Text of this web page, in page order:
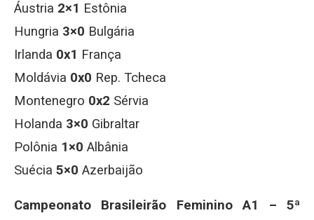
Áustria 2×1 Estônia
Hungria 3×0 Bulgária
Irlanda 0x1 França
Moldávia 0x0 Rep. Tcheca
Montenegro 0x2 Sérvia
Holanda 3×0 Gibraltar
Polônia 1×0 Albânia
Suécia 5×0 Azerbaijão
Campeonato Brasileirão Feminino A1 – 5ª